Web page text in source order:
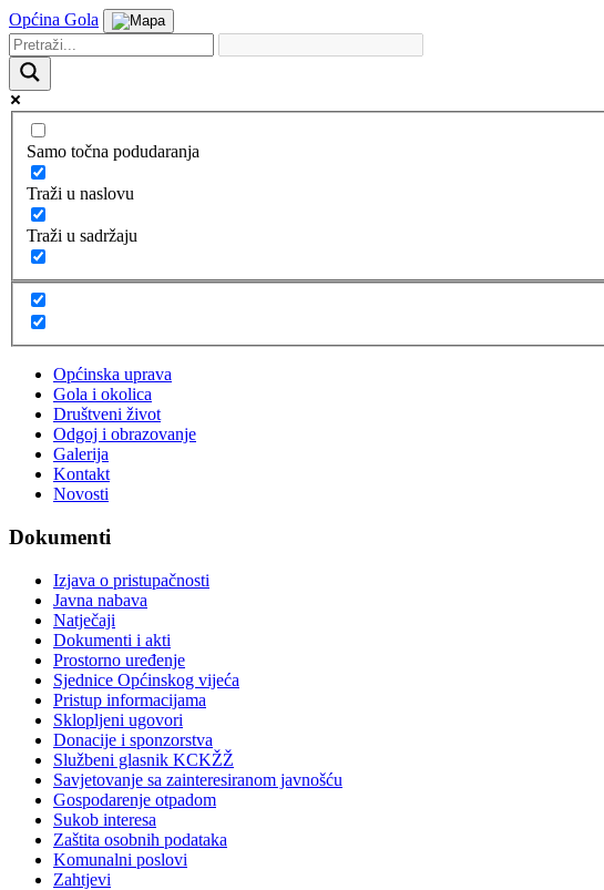
Općina Gola
Samo točna podudaranja
Traži u naslovu
Traži u sadržaju
Općinska uprava
Gola i okolica
Društveni život
Odgoj i obrazovanje
Galerija
Kontakt
Novosti
Dokumenti
Izjava o pristupačnosti
Javna nabava
Natječaji
Dokumenti i akti
Prostorno uređenje
Sjednice Općinskog vijeća
Pristup informacijama
Sklopljeni ugovori
Donacije i sponzorstva
Službeni glasnik KCKŽŽ
Savjetovanje sa zainteresiranom javnošću
Gospodarenje otpadom
Sukob interesa
Zaštita osobnih podataka
Komunalni poslovi
Zahtjevi